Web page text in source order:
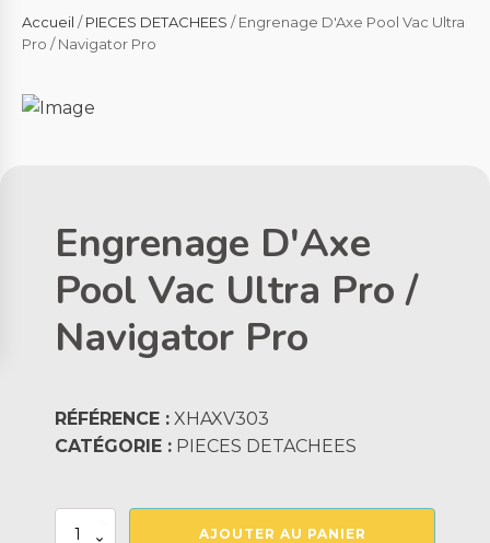
Accueil /PIECES DETACHEES / Engrenage D'Axe Pool Vac Ultra
Pro / Navigator Pro
Engrenage D'Axe
Pool Vac Ultra Pro /
Navigator Pro
RÉFÉRENCE : XHAXV303
CATÉGORIE : PIECES DETACHEES
quantité
AJOUTER AU PANIER